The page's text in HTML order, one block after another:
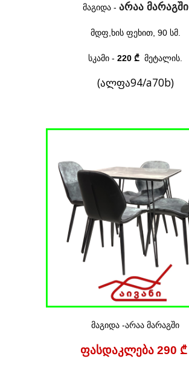
მაგიდა - არაა მარაგში
მდფ, ხისფეხით, 90სმ.
სკამი - 220 ₾ მეტალის.
(ალფა94/a70b)
მაგიდა -არაა მარაგში
ფასდაკლება 290 ₾